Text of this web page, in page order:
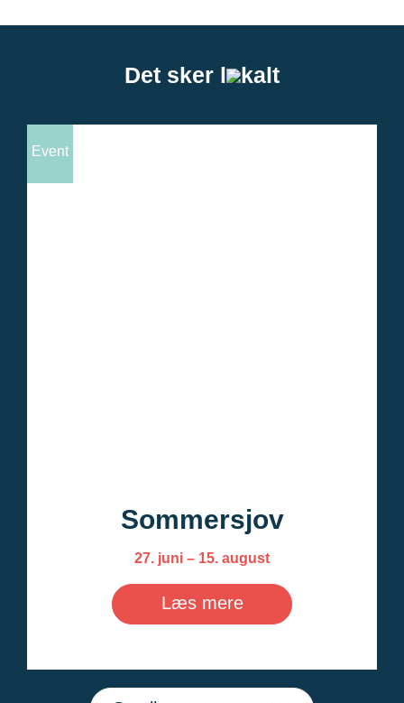
Det sker l kalt
Event
Sommersjov
27. juni – 15. august
Læs mere